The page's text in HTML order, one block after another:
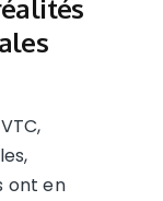
ont en